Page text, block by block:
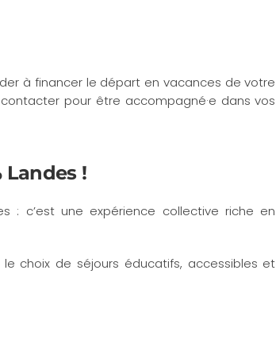
à financer le départ en vacances de votre
contacter pour être accompagné·e dans vos
Landes !
: c’est une expérience collective riche en
le choix de séjours éducatifs, accessibles et